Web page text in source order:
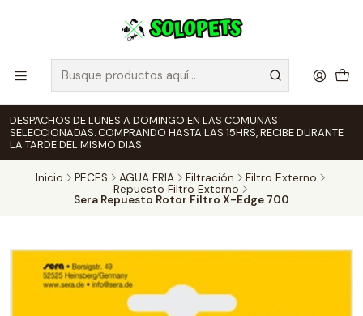
DESPACHOS DE LUNES A DOMINGO EN LAS COMUNAS
SELECCIONADAS. COMPRANDO HASTA LAS 15HRS, RECIBE DURANTE
LA TARDE DEL MISMO DIAS
Inicio PECES AGUA FRIA Filtración
Filtro Externo
Repuesto Filtro Externo
Sera Repuesto Rotor Filtro X-Edge 700